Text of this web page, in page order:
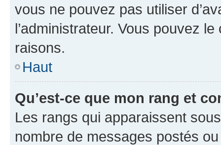
vous ne pouvez pas utiliser
l’administrateur. Vous pouvez
raisons.
Haut
Qu’est-ce que mon rang et
Les rangs qui apparaissent
nombre de messages postés